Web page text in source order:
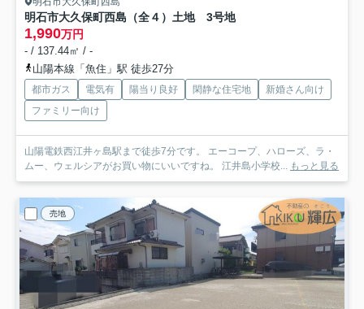
明石市大久保町西島（全４）土地 3号地
1,990万円
- / 137.44㎡ / -
山陽本線「魚住」駅 徒歩27分
都市ガス 電気有 陽当り良好 閑静な住宅地
新婚さん向け
ファミリー向け
山陽電鉄西江井ヶ島駅まで徒歩7分です。 エーコープ、ハローズ、ラ・
ムー、ウェルシアがお買い物にいいですね。 江井島小学校... もっと見る
売地